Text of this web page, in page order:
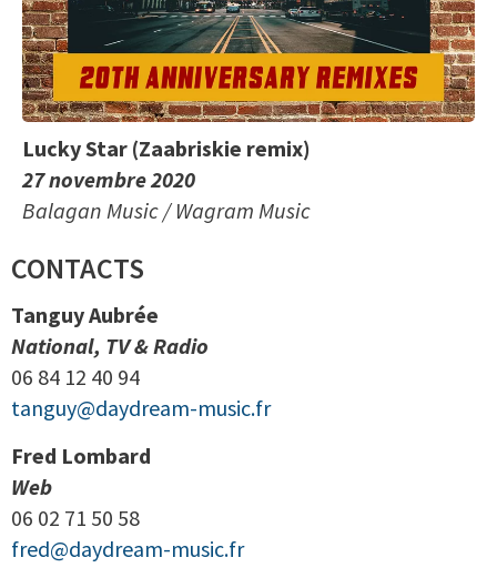
Lucky Star (Zaabriskie remix)
27 novembre 2020
Balagan Music / Wagram Music
CONTACTS
Tanguy Aubrée
National, TV & Radio
06 84 12 40 94
tanguy@daydream-music.fr
Fred Lombard
Web
06 02 71 50 58
fred@daydream-music.fr